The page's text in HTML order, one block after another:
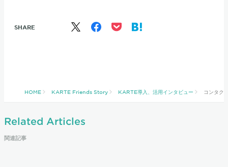
SHARE
HOME KARTE Friends Story KARTE導入、活用インタビュー コンタク
Related Articles
関連記事